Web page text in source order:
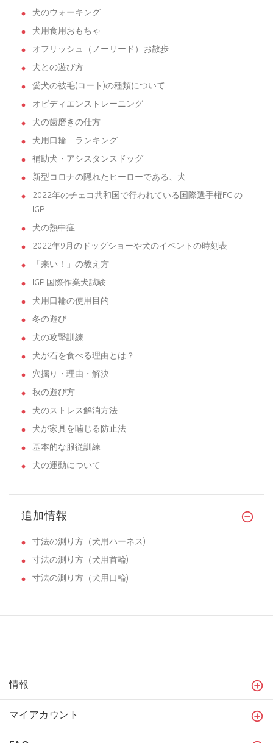
犬のウォーキング
犬用食用おもちゃ
オフリッシュ（ノーリード）お散歩
犬との遊び方
愛犬の被毛(コート)の種類について
オビディエンストレーニング
犬の歯磨きの仕方
犬用口輪 ランキング
補助犬・アシスタンスドッグ
新型コロナの隠れたヒーローである、犬
2022年のチェコ共和国で行われている国際選手権FCIの
IGP
犬の熱中症
2022年9月のドッグショーや犬のイベントの時刻表
「来い！」の教え方
IGP 国際作業犬試験
犬用口輪の使用目的
冬の遊び
犬の攻撃訓練
犬が石を食べる理由とは？
穴掘り・理由・解決
秋の遊び方
犬のストレス解消方法
犬が家具を噛じる防止法
基本的な服従訓練
犬の運動について
追加情報
寸法の測り方（犬用ハーネス)
寸法の測り方（犬用首輪)
寸法の測り方（犬用口輪)
情報
マイアカウント